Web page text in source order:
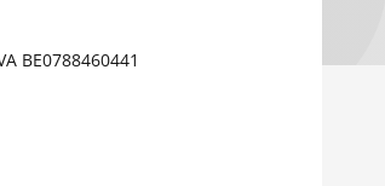
BE0788460441